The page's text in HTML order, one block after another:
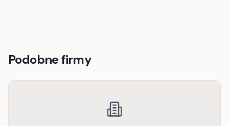
Podobne firmy